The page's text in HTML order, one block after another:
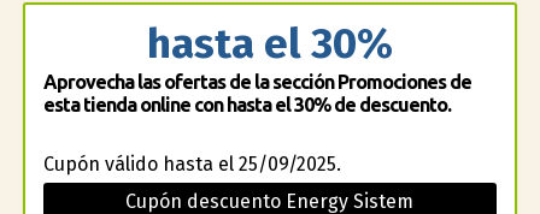
hasta el 30%
Aprovecha las ofertas de la sección Promociones de
esta tienda online con hasta el 30% de descuento.
Cupón válido hasta el 25/09/2025.
Cupón descuento Energy Sistem